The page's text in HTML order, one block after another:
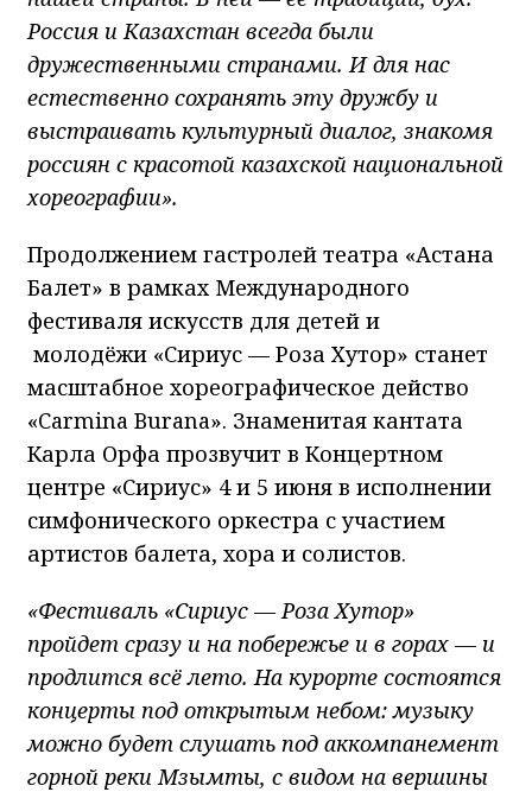
Россия и Казахстан всегда были
дружественными странами. И для нас
естественно сохранять эту дружбу и
выстраивать культурный диалог, знакомя
россиян с красотой казахской национальной
хореографии».
Продолжением гастролей театра «Астана
Балет» в рамках Международного
фестиваля искусств для детей и
молодёжи «Сириус — Роза Хутор» станет
масштабное хореографическое действо
«Carmina Burana». Знаменитая кантата
Карла Орфа прозвучит в Концертном
центре «Сириус» 4 и 5 июня в исполнении
симфонического оркестра с участием
артистов балета, хора и солистов.
«Фестиваль «Сириус — Роза Хутор»
пройдет сразу и на побережье и в горах — и
продлится всё лето. На курорте состоятся
концерты под открытым небом: музыку
можно будет слушать под аккомпанемент
горной реки Мзымты, с видом на вершины